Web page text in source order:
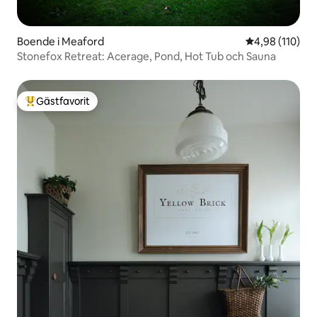
Boende i Meaford 4,98 av 5 i
4,98 (110)
Stonefox Retreat: Acerage, Pond, Hot Tub och Sauna
Populär gästfavorit
Gästfavorit